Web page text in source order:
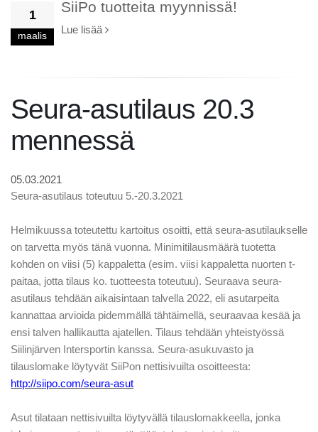
1
maalis
SiiPo tuotteita myynnissä!
Lue lisää
Seura-asutilaus 20.3
mennessä
05.03.2021
Seura-asutilaus toteutuu 5.-20.3.2021
Helmikuussa toteutettu kartoitus osoitti, että seura-asutilaukselle
on tarvetta myös tänä vuonna. Minimitilausmäärä tuotetta
kohden on viisi (5) kappaletta (esim. viisi kappaletta nuorten t-
paitaa, jotta tilaus ko. tuotteesta toteutuu). Seuraava seura-
asutilaus tehdään aikaisintaan talvella 2022, eli asutarpeita
kannattaa arvioida pidemmällä tähtäimellä, seuraavaa kesää ja
ensi talven hallikautta ajatellen. Tilaus tehdään yhteistyössä
Siilinjärven Intersportin kanssa. Seura-asukuvasto ja
tilauslomake löytyvät SiiPon nettisivuilta osoitteesta:
http://siipo.com/seura-asut
Asut tilataan nettisivuilta löytyvällä tilauslomakkeella, jonka